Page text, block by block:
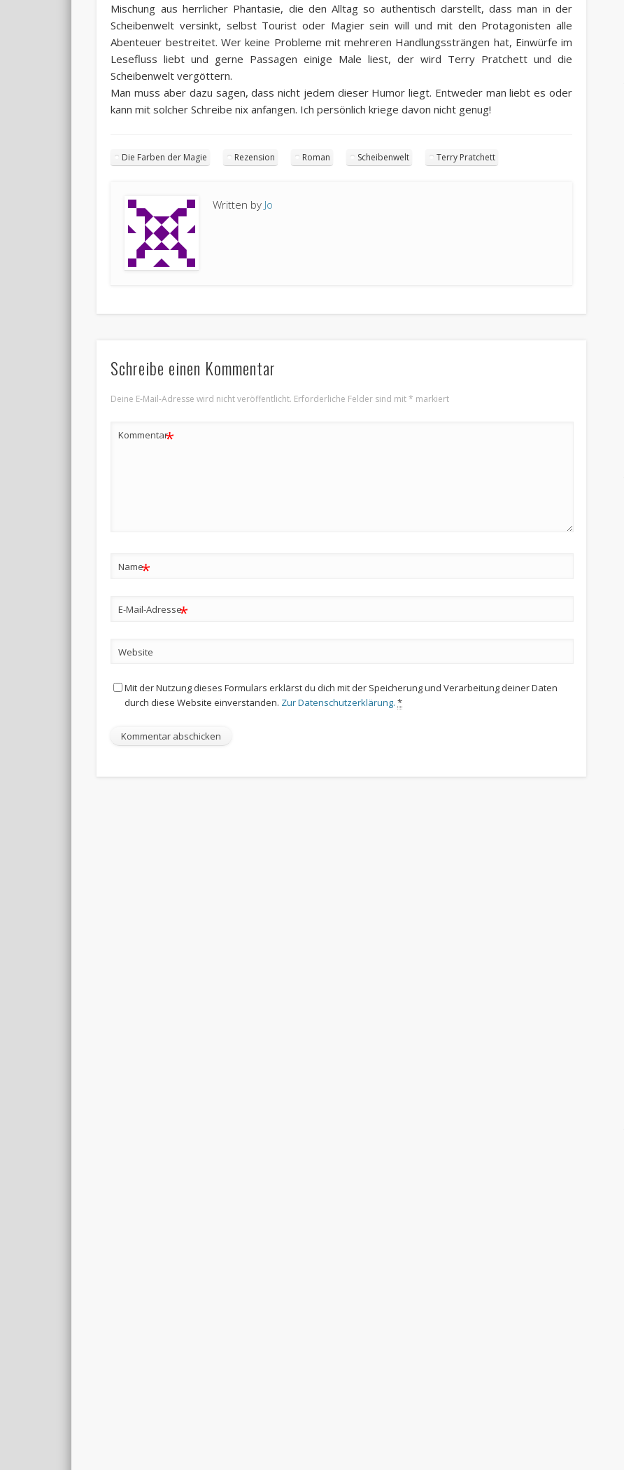
Mischung aus herrlicher Phantasie, die den Alltag so authentisch darstellt, dass man in der
Scheibenwelt versinkt, selbst Tourist oder Magier sein will und mit den Protagonisten alle
Abenteuer bestreitet. Wer keine Probleme mit mehreren Handlungssträngen hat, Einwürfe im
Lesefluss liebt und gerne Passagen einige Male liest, der wird Terry Pratchett und die
Scheibenwelt vergöttern.
Man muss aber dazu sagen, dass nicht jedem dieser Humor liegt. Entweder man liebt es oder
kann mit solcher Schreibe nix anfangen. Ich persönlich kriege davon nicht genug!
Die Farben der Magie Rezension Roman Scheibenwelt Terry Pratchett
Written by Jo
Schreibe einen Kommentar
Deine E-Mail-Adresse wird nicht veröffentlicht. Erforderliche Felder sind mit* markiert
Kommentar*
Name*
E-Mail-Adresse*
Website
Mit der Nutzung dieses Formulars erklärst du dich mit der Speicherung und Verarbeitung deiner Daten
durch diese Website einverstanden. Zur Datenschutzerklärung. *